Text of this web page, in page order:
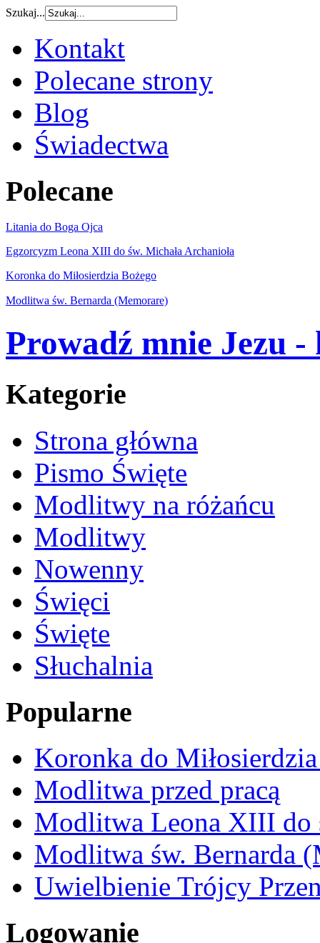
Szukaj...
Kontakt
Polecane strony
Blog
Świadectwa
Polecane
Litania do Boga Ojca
Egzorcyzm Leona XIII do św. Michała Archanioła
Koronka do Miłosierdzia Bożego
Modlitwa św. Bernarda (Memorare)
Prowadź mnie Jezu
Kategorie
Strona główna
Pismo Święte
Modlitwy na różańcu
Modlitwy
Nowenny
Święci
Święte
Słuchalnia
Popularne
Koronka do
Modlitwa przed pracą
Modlitwa Leona XIII do
Modlitwa św. Bernarda
Uwielbienie Trójcy
Logowanie